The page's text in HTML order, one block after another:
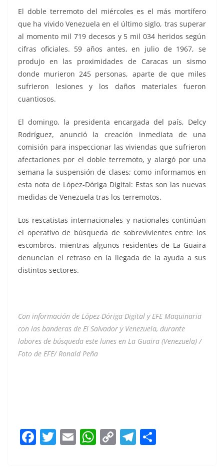
El doble terremoto del miércoles es el más mortífero
que ha vivido Venezuela en el último siglo, tras superar
al momento mil 719 decesos y 5 mil 034 heridos según
cifras oficiales. 59 años antes, en julio de 1967, se
produjo en las proximidades de Caracas un sismo
donde murieron 245 personas, aparte de que miles
sufrieron lesiones y los daños materiales fueron
cuantiosos.
El domingo, la presidenta encargada del país, Delcy
Rodríguez, anunció la creación inmediata de una
comisión para inspeccionar las viviendas que sufrieron
afectaciones por el doble terremoto, y alargó por una
semana la suspensión de clases; como informamos en
esta nota de López-Dóriga Digital: Estas son las nuevas
medidas de Venezuela tras los terremotos.
Los rescatistas internacionales y nacionales continúan
el operativo de búsqueda de sobrevivientes entre los
escombros, mientras algunos residentes de La Guaira
denuncian el retraso en la llegada de la ayuda a sus
distintos sectores.
Con información de López-Dóriga Digital y EFE Maquinaria
con las banderas de El Salvador y Venezuela, durante
labores de búsqueda este lunes en La Guaira (Venezuela) /
Foto de EFE/ Ronald Peña
F T E W C T